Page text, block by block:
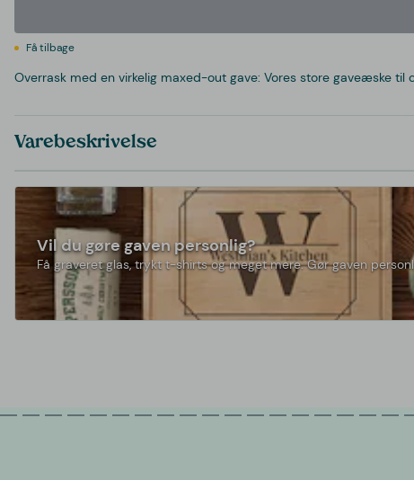
Få tilbage
Overrask med en virkelig maxed-out gave: Vores store gaveæske
Varebeskrivelse
Vil du gøre gaven personlig?
Få graveret glas, trykt t-shirts og meget mere. Gør gaven